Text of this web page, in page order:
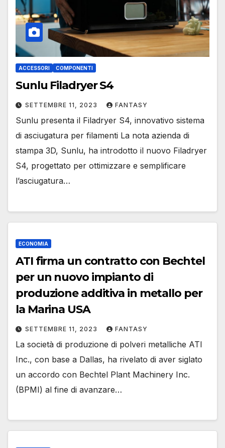
ACCESSORI COMPONENTI
Sunlu Filadryer S4
SETTEMBRE 11, 2023 FANTASY
Sunlu presenta il Filadryer S4, innovativo sistema
di asciugatura per filamenti La nota azienda di
stampa 3D, Sunlu, ha introdotto il nuovo Filadryer
S4, progettato per ottimizzare e semplificare
l’asciugatura…
ECONOMIA
ATI firma un contratto con Bechtel
per un nuovo impianto di
produzione additiva in metallo per
la Marina USA
SETTEMBRE 11, 2023 FANTASY
La società di produzione di polveri metalliche ATI
Inc., con base a Dallas, ha rivelato di aver siglato
un accordo con Bechtel Plant Machinery Inc.
(BPMI) al fine di avanzare…